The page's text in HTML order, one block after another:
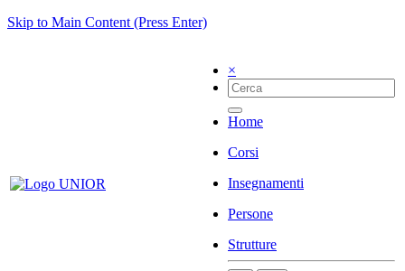
Skip to Main Content (Press Enter)
×
Home
Corsi
Insegnamenti
Persone
Strutture